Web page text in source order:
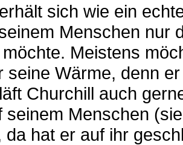
sich wie ein
Menschen nur
Meistens
seine Wärme, denn
Churchill auch
seinem Menschen
da hat er auf ihr